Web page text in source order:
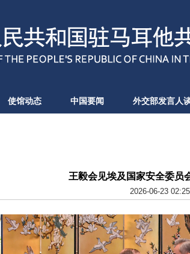
使馆动态 中国要闻 外交部发言人
王毅会见埃及国家安全委员
2026-06-23 02:25